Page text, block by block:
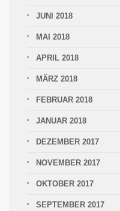
JUNI 2018
MAI 2018
APRIL 2018
MÄRZ 2018
FEBRUAR 2018
JANUAR 2018
DEZEMBER 2017
NOVEMBER 2017
OKTOBER 2017
SEPTEMBER 2017